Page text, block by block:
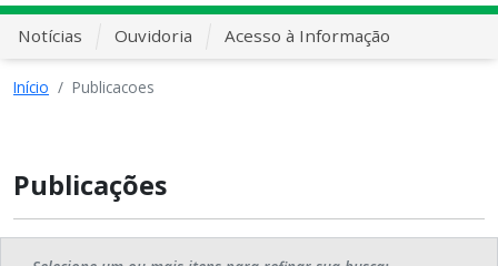
Notícias Ouvidoria Acesso à Informação
Início Publicacoes
Publicações